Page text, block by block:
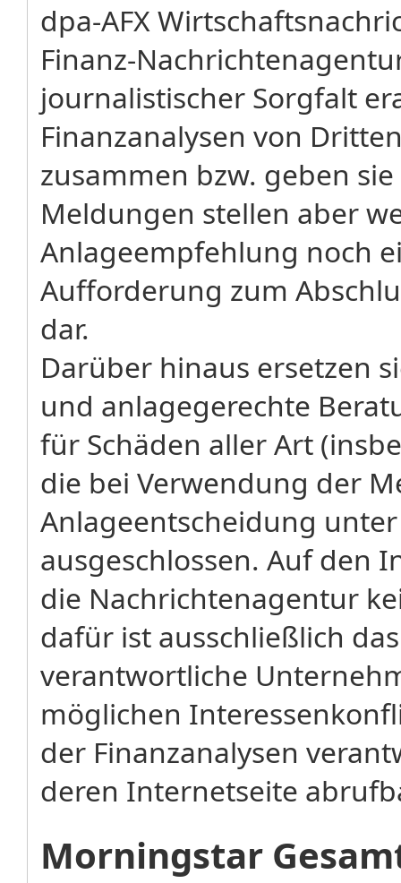
dpa-AFX
Finanz-
journalistischer Sorgfalt
Finanzanalysen von
zusammen bzw. geben
Meldungen stellen aber
Anlageempfehlung noch
Aufforderung zum
dar.
Darüber hinaus ersetzen
und anlagegerechte
für Schäden aller Art
die bei Verwendung der
Anlageentscheidung
ausgeschlossen. Auf den
die Nachrichtenagentur
dafür ist ausschließlich
verantwortliche
möglichen
der Finanzanalysen
deren Internetseite
Morningstar